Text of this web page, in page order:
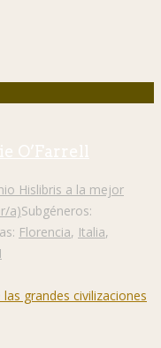
O’Farrell
Hislibris a la mejor
a)Subgéneros:
Florencia, Italia,